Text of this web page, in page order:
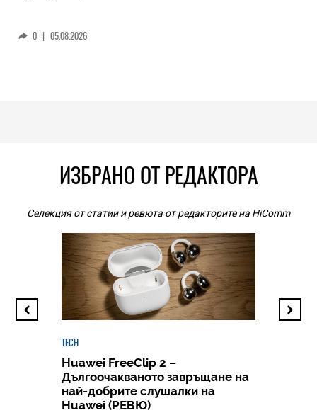
0 05.08.2026
ИЗБРАНО ОТ РЕДАКТОРА
Селекция от статии и ревюта от редакторите на HiComm
TECH
Huawei FreeClip 2 –
Дългоочакваното завръщане на
най-добрите слушалки на
Huawei (РЕВЮ)